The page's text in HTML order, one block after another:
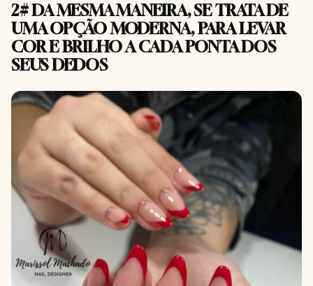
2# DA MESMA MANEIRA, SE TRATA DE
UMA OPÇÃO MODERNA, PARA LEVAR
COR E BRILHO A CADA PONTA DOS
SEUS DEDOS